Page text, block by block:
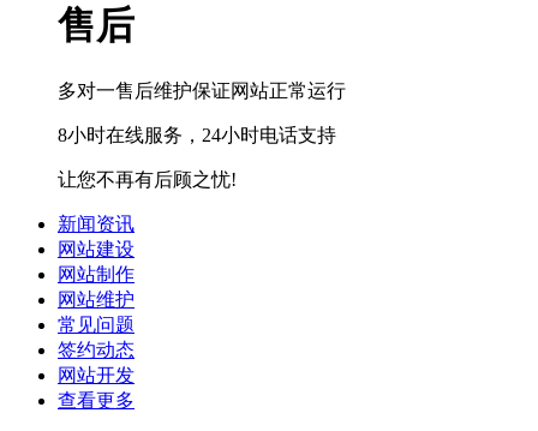
售后
多对一售后维护保证网站正常运行
8小时在线服务，24小时电话支持
让您不再有后顾之忧!
新闻资讯
网站建设
网站制作
网站维护
常见问题
签约动态
网站开发
查看更多